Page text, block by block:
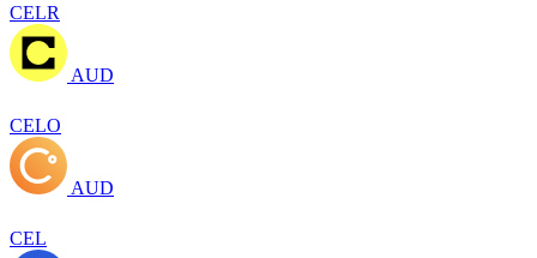
CELR
AUD
CELO
AUD
CEL